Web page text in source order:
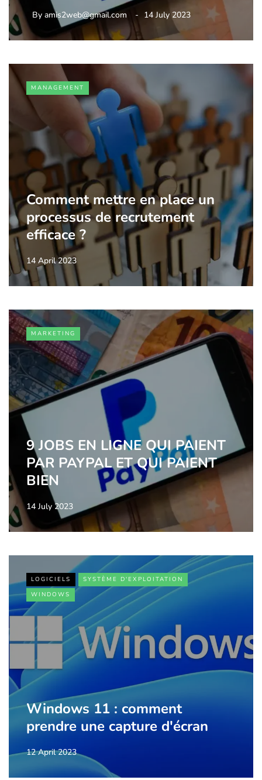
By amis2web@gmail.com 14 July 2023
MANAGEMENT
Comment mettre en place un
processus de recrutement
efficace ?
14 April 2023
MARKETING
9 JOBS EN LIGNE QUI PAIENT
PAR PAYPAL ET QUI PAIENT
BIEN
14 July 2023
LOGICIELS
SYSTÈME D'EXPLOITATION
WINDOWS
Windows 11 : comment
prendre une capture d'écran
12 April 2023